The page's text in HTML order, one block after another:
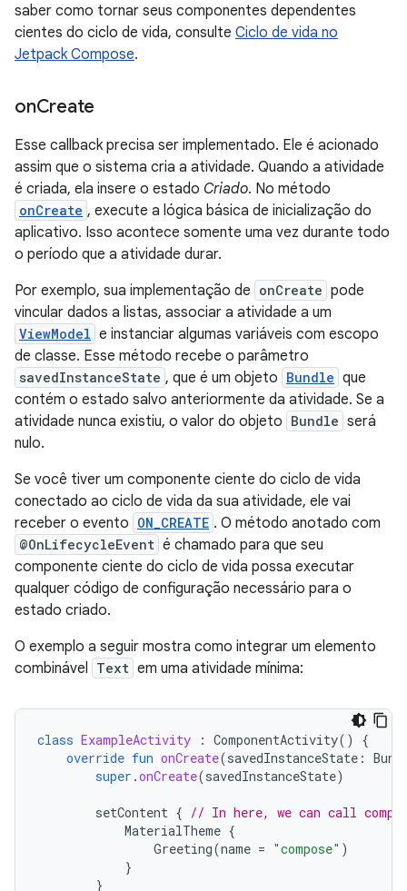
saber como tornar seus componentes dependentes
cientes do ciclo de vida, consulte Ciclo de vida no
Jetpack Compose.
onCreate
Esse callback precisa ser implementado. Ele é acionado
assim que o sistema cria a atividade. Quando a atividade
é criada, ela insere o estado Criado. No método
onCreate , execute a lógica básica de inicialização do
aplicativo. Isso acontece somente uma vez durante todo
o período que a atividade durar.
Por exemplo, sua implementação de onCreate pode
vincular dados a listas, associar a atividade a um
ViewModel e instanciar algumas variáveis com escopo
de classe. Esse método recebe o parâmetro
savedInstanceState , que é um objeto Bundle que
contém o estado salvo anteriormente da atividade. Se a
atividade nunca existiu, o valor do objeto Bundle será
nulo.
Se você tiver um componente ciente do ciclo de vida
conectado ao ciclo de vida da sua atividade, ele vai
receber o evento ON_CREATE . O método anotado com
@OnLifecycleEvent é chamado para que seu
componente ciente do ciclo de vida possa executar
qualquer código de configuração necessário para o
estado criado.
O exemplo a seguir mostra como integrar um elemento
combinável
Text em uma atividade mínima:
class ExampleActivity : ComponentActivity()
{
override fun onCreate(savedInstanceState :
super .onCreate(savedInstanceState)
setContent { // In here, we can call
MaterialTheme {
Greeting(name = "compose" )
}
}